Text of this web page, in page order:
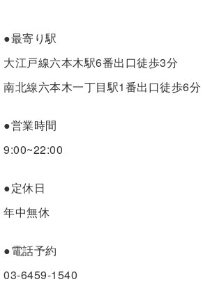
●最寄り駅
大江戸線六本木駅6番出口徒歩3分
南北線六本木一丁目駅1番出口徒歩6分
●営業時間
9:00~22:00
●定休日
年中無休
●電話予約
03-6459-1540